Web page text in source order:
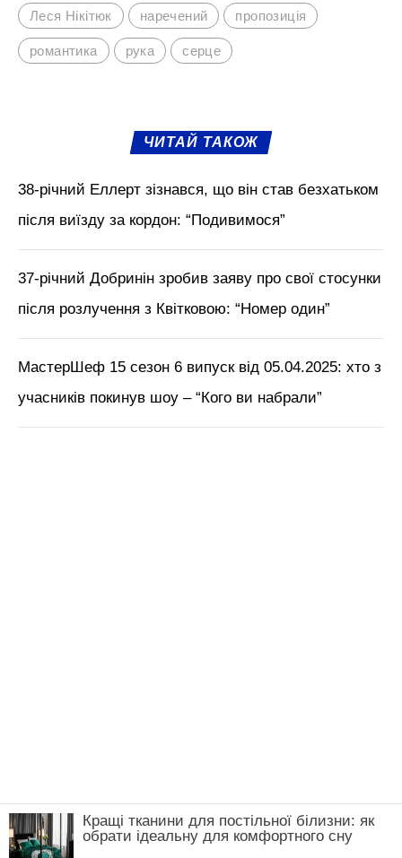
Леся Нікітюк наречений пропозиція
романтика рука серце
ЧИТАЙ ТАКОЖ
38-річний Еллерт зізнався, що він став безхатьком
після виїзду за кордон: “Подивимося”
37-річний Добринін зробив заяву про свої стосунки
після розлучення з Квітковою: “Номер один”
МастерШеф 15 сезон 6 випуск від 05.04.2025: хто з
учасників покинув шоу – “Кого ви набрали”
Кращі тканини для постільної білизни: як
обрати ідеальну для комфортного сну